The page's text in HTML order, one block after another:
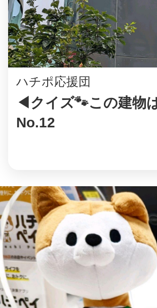
ハチポ応援団
◀クイズ🐾この建物
No.12